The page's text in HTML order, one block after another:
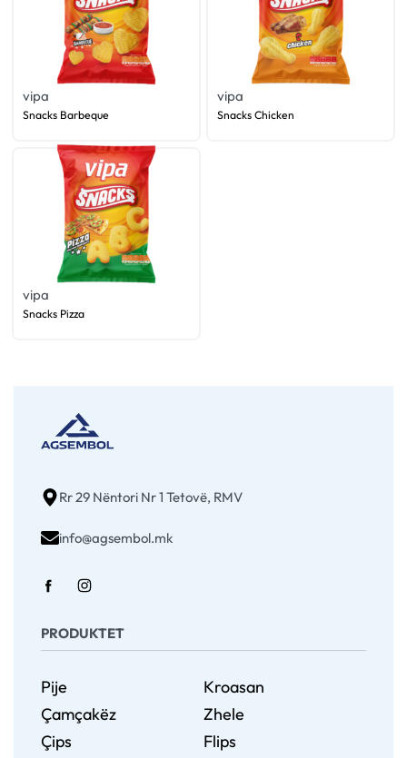
vipa
Snacks Barbeque
vipa
Snacks Chicken
vipa
Snacks Pizza
Rr 29 Nëntori Nr 1 Tetovë, RMV
info@agsembol.mk
PRODUKTET
Pije
Kroasan
Çamçakëz
Zhele
Çips
Flips